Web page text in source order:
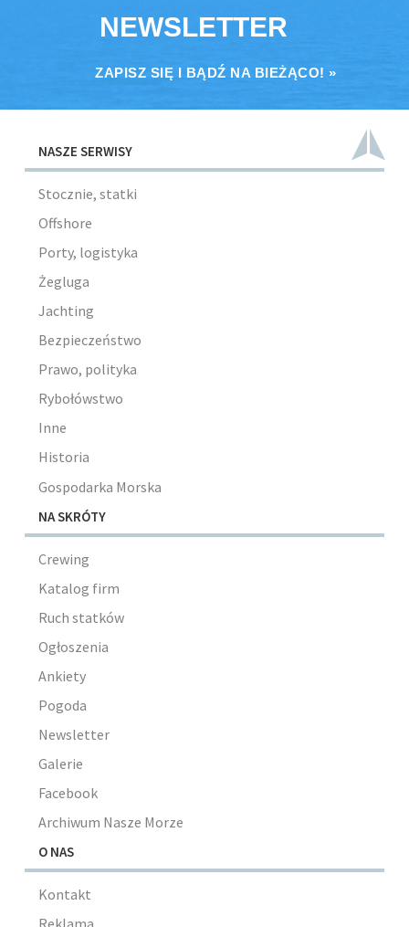
NEWSLETTER
ZAPISZ SIĘ I BĄDŹ NA BIEŻĄCO! »
NASZE SERWISY
Stocznie, statki
Offshore
Porty, logistyka
Żegluga
Jachting
Bezpieczeństwo
Prawo, polityka
Rybołówstwo
Inne
Historia
Gospodarka Morska
NA SKRÓTY
Crewing
Katalog firm
Ruch statków
Ogłoszenia
Ankiety
Pogoda
Newsletter
Galerie
Facebook
Archiwum Nasze Morze
O NAS
Kontakt